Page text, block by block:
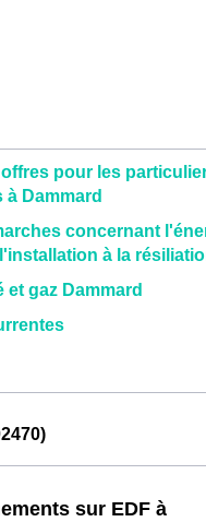
pour les
Dammard
concernant
à la
et gaz Dammard
sur EDF à